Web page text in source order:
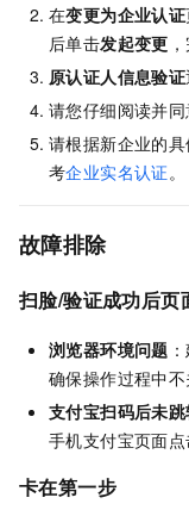
在变更为企业认证
后单击发起变更
原认证人信息验证
请您仔细阅读并
请根据新企业的
考企业实名认证。
故障排除
扫脸/验证成功后页
浏览器环境问题
确保操作过程中
支付宝扫码后未
手机支付宝页面
卡在第一步